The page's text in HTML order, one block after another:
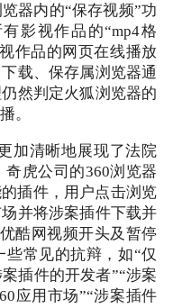
器内的“保存视频”功
影视作品的“mp4格
作品的网页在线播放
载、保存属浏览器通
然判定火狐浏览器的
。
清晰地展现了法院
虎公司的360浏览器
插件，用户点击浏览
并将涉案插件下载并
酷网视频开头及暂停
常见的抗辩，如“仅
插件的开发者”“涉案
应用市场”“涉案插件